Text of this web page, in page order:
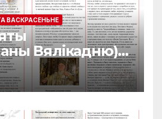
ВАСКРАСЕНЬНЕ
Вялікадню)